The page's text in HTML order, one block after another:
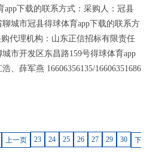
判公告
app下载的联系方式：采购人：冠县
城市冠县得球体育app下载的联系方
购代理机构：山东正信招标有限责任
市开发区东昌路159号得球体育app
、薛军燕 16606356135/16606351686
上一页 23 24 25 26 27 29 30 下一页